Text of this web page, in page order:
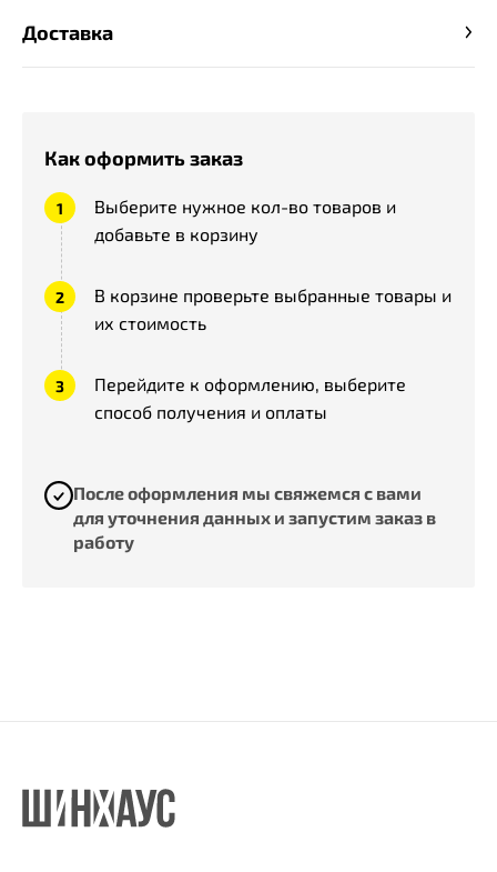
Как оформить заказ
Выберите нужное кол-во товаров и
добавьте в корзину
В корзине проверьте выбранные товары и
их стоимость
Перейдите к оформлению, выберите
способ получения и оплаты
После оформления мы свяжемся с вами
для уточнения данных и запустим заказ в
работу
Доставка